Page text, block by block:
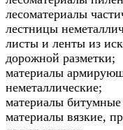
лесоматериалы
лестницы
листы и ленты из
дорожной разметки;
материалы
неметаллические;
материалы битумные
материалы вязкие,